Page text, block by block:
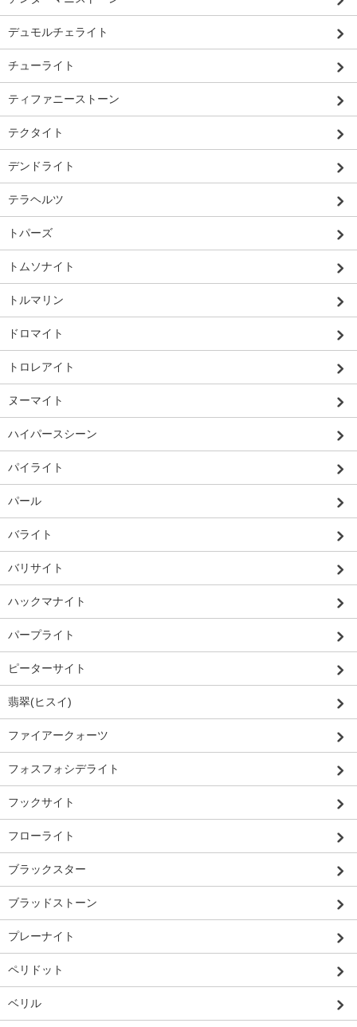
デュモルチェライト
チューライト
ティファニーストーン
テクタイト
デンドライト
テラヘルツ
トパーズ
トムソナイト
トルマリン
ドロマイト
トロレアイト
ヌーマイト
ハイパースシーン
パイライト
パール
バライト
バリサイト
ハックマナイト
パープライト
ピーターサイト
翡翠(ヒスイ)
ファイアークォーツ
フォスフォシデライト
フックサイト
フローライト
ブラックスター
ブラッドストーン
プレーナイト
ペリドット
ベリル